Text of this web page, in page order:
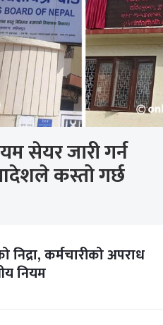
सेयर जारी गर्न
कस्तो गर्छ
निद्रा, कर्मचारीको अपराध
नियम